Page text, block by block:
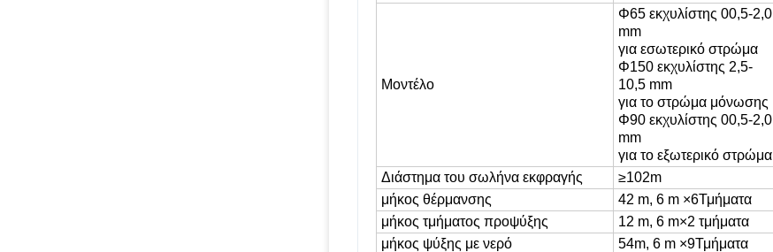
Μοντέλο
Φ65 εκχυλίστης 00,5-2,0
mm
για εσωτερικό στρώμα
Φ150 εκχυλίστης 2,5-
10,5 mm
για το στρώμα μόνωσης
Φ90 εκχυλίστης 00,5-2,0
mm
για το εξωτερικό στρώμα
Διάστημα του σωλήνα εκφραγής ≥102m
μήκος θέρμανσης
42 m, 6 m ×6Τμήματα
μήκος τμήματος προψύξης
12 m, 6 m×2 τμήματα
μήκος ψύξης με νερό
54m, 6 m ×9Τμήματα